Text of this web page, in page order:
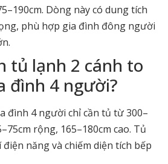
Dòng này có dung tích
phù hợp gia đình đông người
tủ lạnh 2 cánh to
đình 4 người?
đình 4 người chỉ cần tủ từ 300–
rộng, 165–180cm cao. Tủ
năng và chiếm diện tích bếp